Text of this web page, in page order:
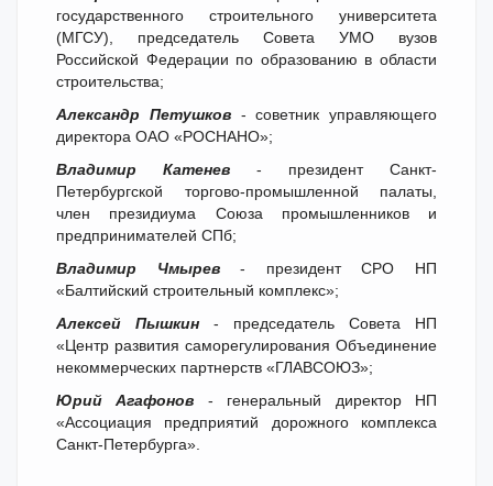
государственного строительного университета
(МГСУ), председатель Совета УМО вузов
Российской Федерации по образованию в области
строительства;
Александр Петушков - советник управляющего
директора ОАО «РОСНАНО»;
Владимир Катенев - президент Санкт-
Петербургской торгово-промышленной палаты,
член президиума Союза промышленников и
предпринимателей СПб;
Владимир Чмырев- президент СРО НП
«Балтийский строительный комплекс»;
Алексей Пышкин - председатель Совета НП
«Центр развития саморегулирования Объединение
некоммерческих партнерств «ГЛАВСОЮЗ»;
Юрий Агафонов - генеральный директор НП
«Ассоциация предприятий дорожного комплекса
Санкт-Петербурга».